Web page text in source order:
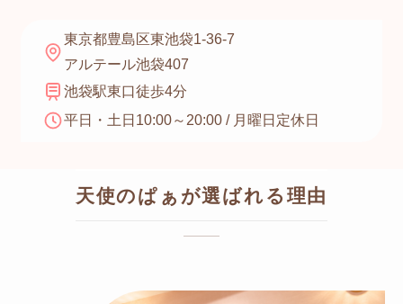
東京都豊島区東池袋1-36-7
アルテール池袋407
池袋駅東口徒歩4分
平日・土日10:00～20:00 / 月曜日定休日
天使のぱぁが選ばれる理由